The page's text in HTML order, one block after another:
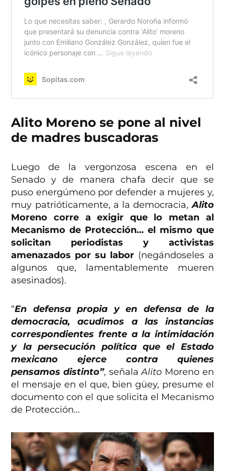
Alito Moreno se pone al nivel
de madres buscadoras
Luego de la vergonzosa escena en el
Senado y de manera chafa decir que se
puso energúmeno por defender a mujeres y,
muy patrióticamente, a la democracia,Alito
Moreno corre a exigir que lo metan al
Mecanismo de Protección… el mismo que
solicitan periodistas y activistas
amenazados por su labor (negándoseles a
algunos que, lamentablemente mueren
asesinados).
“En defensa propia y en defensa de la
democracia, acudimos a las instancias
correspondientes frente a la intimidación
y la persecución política que el Estado
mexicano ejerce contra quienes
pensamos distinto”, señalaAlito Moreno en
el mensaje en el que, bien güey, presume el
documento con el que solicita el Mecanismo
de Protección…